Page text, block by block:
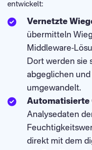
entwickelt:
Vernetzte
übermitteln
Middleware-
Dort werden sie
abgeglichen
umgewandelt.
Automatisierte
Analysedaten
direkt mit dem